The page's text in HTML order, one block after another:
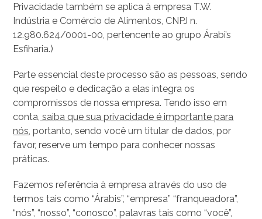
Privacidade também se aplica à empresa T.W.
Indústria e Comércio de Alimentos, CNPJ n.
12.980.624/0001-00, pertencente ao grupo Árabi’s
Esfiharia.)
Parte essencial deste processo são as pessoas, sendo
que respeito e dedicação a elas integra os
compromissos de nossa empresa. Tendo isso em
conta, saiba que sua privacidade é importante para
nós, portanto, sendo você um titular de dados, por
favor, reserve um tempo para conhecer nossas
práticas.
Fazemos referência à empresa através do uso de
termos tais como “Árabis”, “empresa” “franqueadora”,
“nós”, “nosso”, “conosco”, palavras tais como “você”,